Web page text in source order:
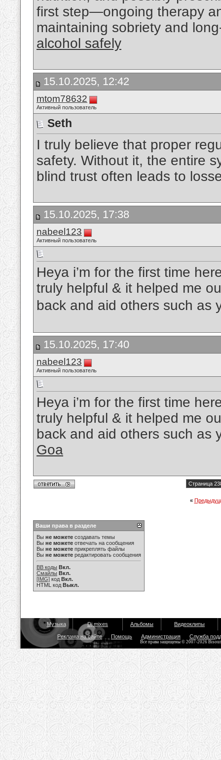
first step—ongoing therapy
maintaining sobriety and
alcohol safely
15.10.2025, 12:42
mtom78632
Активный пользователь
Seth
I truly believe that proper
safety. Without it, the entire
blind trust often leads to
15.10.2025, 17:38
nabeel123
Активный пользователь
Heya i’m for the first time
truly helpful & it helped me
back and aid others such as
15.10.2025, 17:40
nabeel123
Активный пользователь
Heya i’m for the first time
truly helpful & it helped me
back and aid others such as
Goa
Страница
«
Ваши права в разделе
Вы не можете создавать темы
Вы не можете отвечать на сообщения
Вы не можете прикреплять файлы
Вы не можете редактировать сообщения
BB коды Вкл.
Смайлы Вкл.
[IMG] код Вкл.
HTML код Выкл.
Музыка Dj mixes Альбомы Видеоклипы
Реклама на сайте Помощь Администрация Служба
Все права защищены © 2007-2026